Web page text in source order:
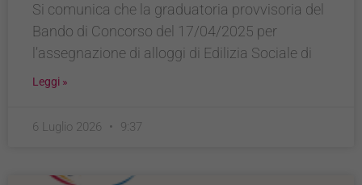
Si comunica che la graduatoria provvisoria del
Bando di Concorso del 17/04/2025 per
l’assegnazione di alloggi di Edilizia Sociale di
Leggi »
6 Luglio 2026 9:37